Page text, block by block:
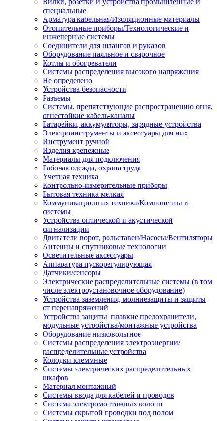
Вилки, розетки и устройства промышленные и
специальные
Арматура кабельная/Изоляционные материалы
Отопительные приборы/Технологические и
инженерные системы
Соединители для шлангов и рукавов
Оборудование паяльное и сварочное
Котлы и обогреватели
Системы распределения высокого напряжения
Не определено
Устройства безопасности
Разъемы
Системы, препятствующие распространению огня,
огнестойкие кабель-каналы
Батарейки, аккумуляторы, зарядные устройства
Электроинструменты и аксессуары для них
Инструмент ручной
Изделия крепежные
Материалы для подключения
Рабочая одежда, охрана труда
Учетная техника
Контрольно-измерительные приборы
Бытовая техника мелкая
Коммуникационная техника/Компоненты и
системы
Устройства оптической и акустической
сигнализации
Двигатели ворот, рольставен/Насосы/Вентиляторы
Антенны и спутниковые технологии
Осветительные аксессуары
Аппаратура пускорегулирующая
Датчики/сенсоры
Электрические распределительные системы (в том
числе электроустановочное оборудование)
Устройства заземления, молниезащиты и защиты
от перенапряжений
Устройства защиты, плавкие предохранители,
модульные устройства/монтажные устройства
Оборудование низковольтное
Системы распределения электроэнергии/
распределительные устройства
Колодки клеммные
Системы электрических распределительных
шкафов
Материал монтажный
Системы ввода для кабелей и проводов
Система электромонтажных колонн
Системы скрытой проводки под полом